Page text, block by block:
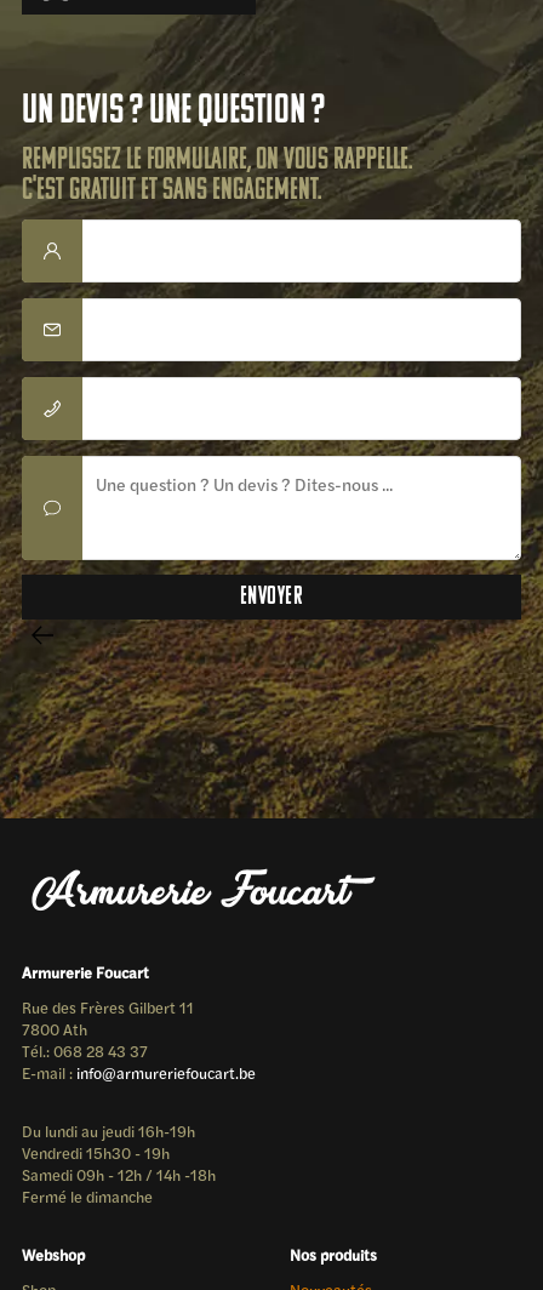
Un devis ? Une question ?
Remplissez le formulaire, on vous rappelle.
C'est gratuit et sans engagement.
Armurerie Foucart
Rue des Frères Gilbert 11
7800 Ath
Tél.: 068 28 43 37
E-mail : info@armureriefoucart.be
Du lundi au jeudi 16h-19h
Vendredi 15h30 - 19h
Samedi 09h - 12h / 14h -18h
Fermé le dimanche
Webshop
Nos produits